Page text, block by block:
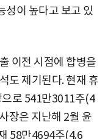
성이 높다고 보고 있
이전 시점에 합병을
도 제기된다. 현재 휴
로 541만3011주(4
장은 지난해 2월 윤
58만4694주(4.6